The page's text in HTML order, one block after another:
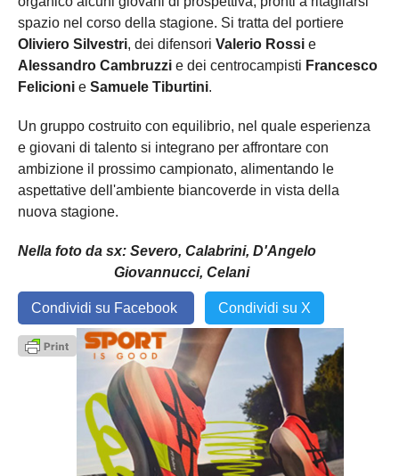
spazio nel corso della stagione. Si tratta del portiere
Oliviero Silvestri, dei difensori Valerio Rossi e
Alessandro Cambruzzi e dei centrocampisti Francesco
Felicioni e Samuele Tiburtini.
Un gruppo costruito con equilibrio, nel quale esperienza
e giovani di talento si integrano per affrontare con
ambizione il prossimo campionato, alimentando le
aspettative dell'ambiente biancoverde in vista della
nuova stagione.
Nella foto da sx: Severo, Calabrini, D'Angelo
Giovannucci, Celani
Condividi su Facebook Condividi su X